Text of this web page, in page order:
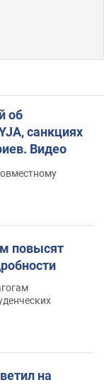
об
санкциях
Видео
повысят
на